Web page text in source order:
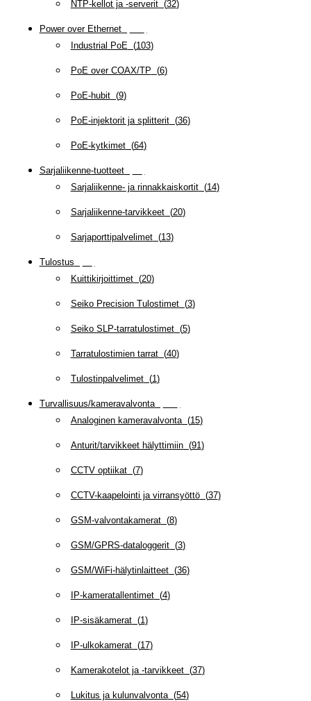
NTP-kellot ja -serverit(32)
Power over Ethernet(
Industrial PoE(103)
PoE over COAX/TP (6)
PoE-hubit(9)
PoE-injektorit ja splitterit(36)
PoE-kytkimet(64)
Sarjaliikenne-tuotteet(
Sarjaliikenne- ja rinnakkaiskortit(14)
Sarjaliikenne-tarvikkeet(20)
Sarjaporttipalvelimet(13)
Tulostus
Kuittikirjoittimet(20)
Seiko Precision Tulostimet(3)
Seiko SLP-tarratulostimet(5)
Tarratulostimien tarrat(40)
Tulostinpalvelimet(1)
Turvallisuus/kameravalvonta(
Analoginen kameravalvonta(15)
Anturit/tarvikkeet hälyttimiin(91)
CCTV optiikat(7)
CCTV-kaapelointi ja virransyöttö(37)
GSM-valvontakamerat(8)
GSM/GPRS-dataloggerit(3)
GSM/WiFi-hälytinlaitteet(36)
IP-kameratallentimet(4)
IP-sisäkamerat(1)
IP-ulkokamerat(17)
Kamerakotelot ja -tarvikkeet(37)
Lukitus ja kulunvalvonta(54)